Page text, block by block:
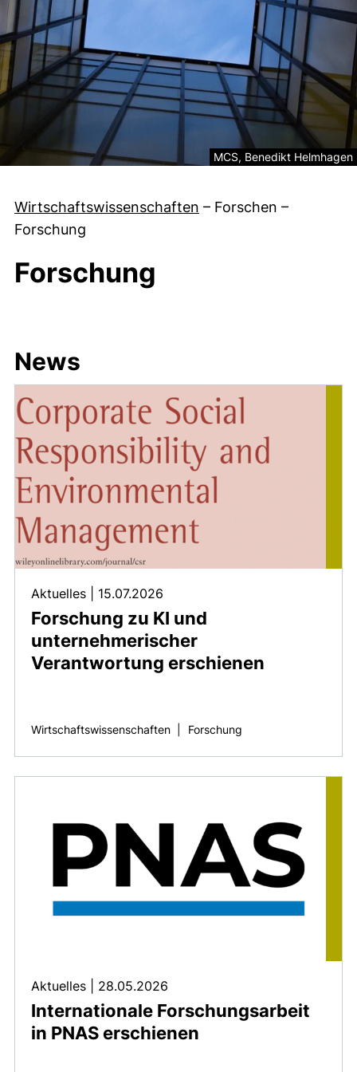
Rechtliche Information
MCS, Benedikt Helmhagen
Wirtschaftswissenschaften – Forschen –
Forschung
Forschung
News
Forschung zu KI und
unternehmerischer
Verantwortung erschienen
Aktuelles 15.07.2026
Wirtschaftswissenschaften Forschung
Internationale Forschungsarbeit
in PNAS erschienen
Aktuelles 28.05.2026